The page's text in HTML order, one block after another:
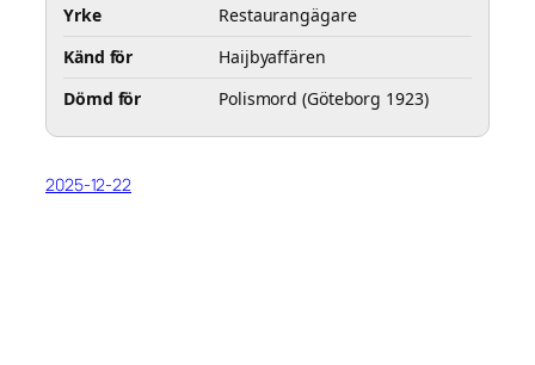
Yrke
Restaurangägare
Känd för
Haijbyaffären
Dömd för
Polismord (Göteborg 1923)
2025-12-22